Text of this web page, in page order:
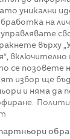
уникални
на
върху
се позовете
избор ще
и няма да